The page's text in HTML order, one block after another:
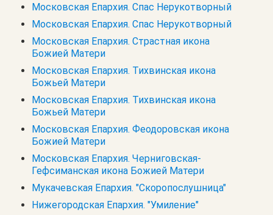
Московская Епархия. Спас Нерукотворный
Московская Епархия. Спас Нерукотворный
Московская Епархия. Страстная икона
Божией Матери
Московская Епархия. Тихвинская икона
Божьей Матери
Московская Епархия. Тихвинская икона
Божьей Матери
Московская Епархия. Феодоровская икона
Божией Матери
Московская Епархия. Черниговская-
Гефсиманская икона Божией Матери
Мукачевская Епархия. "Скоропослушница"
Нижегородская Епархия. "Умиление"